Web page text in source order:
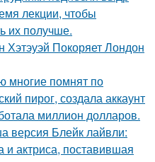
лекции, чтобы
их получше.
Покоряет Лондон
многие помнят по
пирог, создала аккаунт
миллион долларов.
версия Блейк лайвли:
и актриса, поставившая